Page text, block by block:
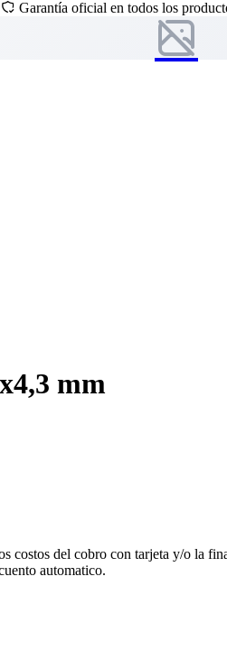
Garantía oficial en todos los
mm
costos del cobro con tarjeta y/o la
automatico.